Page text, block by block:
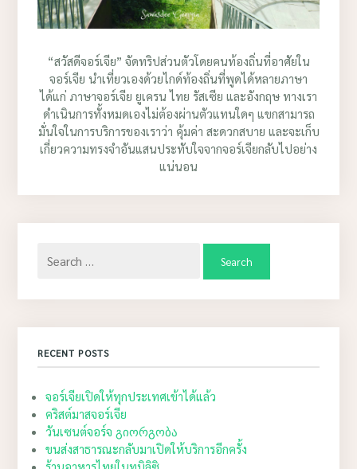
“สวัสดีจอร์เจีย” จัดทริปส่วนตัวโดยคนท้องถิ่นที่อาศัยใน
จอร์เจีย นำเที่ยวเองด้วยไกด์ท้องถิ่นที่พูดได้หลายภาษา
ได้แก่ ภาษาจอร์เจีย ยูเครน ไทย รัสเซีย และอังกฤษ ทางเรา
ดำเนินการทั้งหมดเองไม่ต้องผ่านตัวแทนใดๆ แขกสามารถ
มั่นใจในการบริการของเราว่า คุ้มค่า สะดวกสบาย และจะเก็บ
เกี่ยวความทรงจำอันแสนประทับใจจากจอร์เจียกลับไปอย่าง
แน่นอน
for:
RECENT POSTS
จอร์เจียเปิดให้ทุกประเทศเข้าได้แล้ว
คริสต์มาสจอร์เจีย
วันเซนต์จอร์จ გიორგობა
ขนส่งสาธารณะกลับมาเปิดให้บริการอีกครั้ง